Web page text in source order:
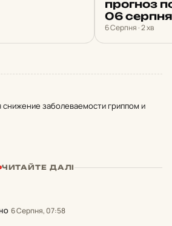
прогноз
06 серпня
6 Серпня · 2 хв
заболеваемости гриппом и
ЧИТАЙТЕ ДАЛІ
6 Серпня, 07:58